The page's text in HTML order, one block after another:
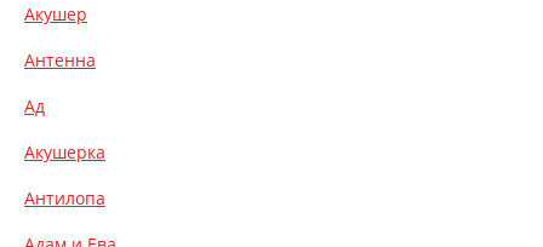
Акушер
Антенна
Ад
Акушерка
Антилопа